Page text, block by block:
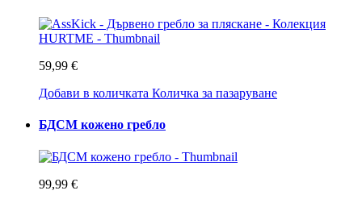
59,99 €
Добави в количката Количка за пазаруване
БДСМ кожено гребло
99,99 €